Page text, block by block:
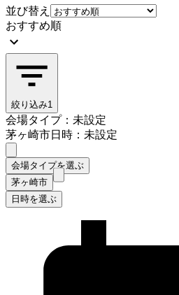
並び替え
おすすめ順
絞り込み1
会場タイプ：未設定
茅ヶ崎市日時：未設定
会場タイプを選ぶ
茅ヶ崎市
日時を選ぶ